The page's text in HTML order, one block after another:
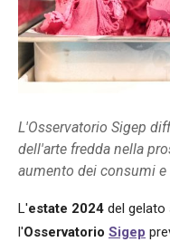
L'Osservatorio Sigep
dell'arte fredda nella
aumento dei consumi
L'estate 2024 del gelato
l'Osservatorio Sigep